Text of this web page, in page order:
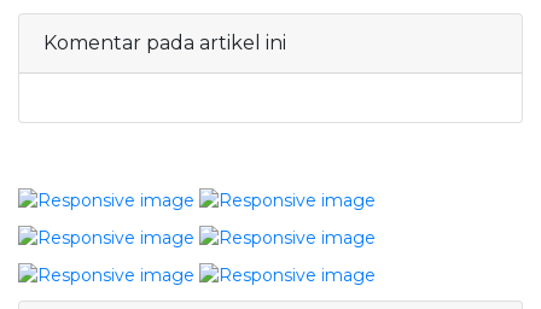
Komentar pada artikel ini